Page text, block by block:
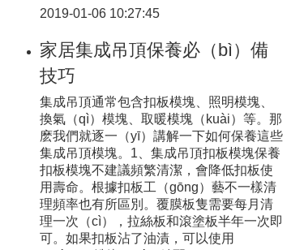
2019-01-06 10:27:45
家居集成吊頂保養必（bì）備
技巧
集成吊頂通常包含扣板模塊、照明模塊、
換氣（qì）模塊、取暖模塊（kuài）等。那
麽我們就逐一（yī）講解一下如何保養這些
集成吊頂模塊。1、集成吊頂扣板模塊保養
扣板模塊不建議頻繁清潔，會降低扣板使
用壽命。根據扣板工（gōng）藝不一樣清
理頻率也有所區別。覆膜板隻需要每月清
理一次（cì），拉絲板和滾塗板半年一次即
可。如果扣板沾了油漬，可以使用